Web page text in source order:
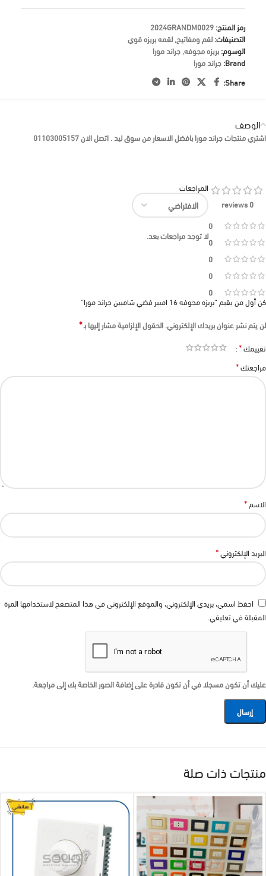
رمز المنتج:2024GRANDM0029
التصنيفات:لقم ومفاتيح,لقمه بريزه قوي
الوسوم:بريزه مجوفه,جراند مورا
Brand: جراند مورا
Share:
الوصف
اشتري منتجات جراند مورا بافضل الاسعار من سوق ليد . اتصل الان 01103005157
0 reviews
0
0
0
0
0
المراجعات
لا توجد مراجعات بعد.
كن أول من يقيم “بريزه مجوفه 16 امبير فضي شامبين جراند مورا”
لن يتم نشر عنوان بريدك الإلكتروني.الحقول الإلزامية مشار إليها بـ*
تقييمك*
مراجعتك*
الاسم*
البريد الإلكتروني*
احفظ اسمي، بريدي الإلكتروني، والموقع الإلكتروني في هذا المتصفح لاستخدامها المرة
المقبلة في تعليقي.
عليك أن تكون مسجلا في أن تكون قادرة على إضافة الصور الخاصة بك إلى مراجعة.
منتجات ذات صلة